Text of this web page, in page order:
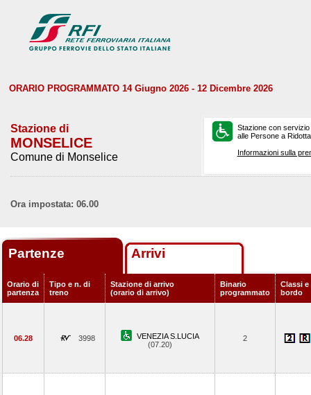
ORARIO PROGRAMMATO 14 Giugno 2026 - 12 Dicembre 2026
Stazione di
MONSELICE
Comune di Monselice
Stazione con
alle Persone a
Informazioni sulla
Ora impostata: 06.00
Partenze Arrivi
Orario di
partenza
Tipo e n. di
treno
Stazione di arrivo
(orario di arrivo)
Binario
programmato
Classi e
bordo
06.28 3998
VENEZIA S.LUCIA
(07.20)
2